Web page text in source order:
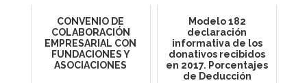
CONVENIO DE
COLABORACIÓN
EMPRESARIAL CON
FUNDACIONES Y
ASOCIACIONES
Modelo 182
declaración
informativa de los
donativos recibidos
en 2017. Porcentajes
de Deducción